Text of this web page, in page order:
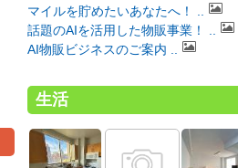
マイルを貯めたいあなたへ！ ..
話題のAIを活用した物販事業！ ..
AI物販ビジネスのご案内 ..
生活